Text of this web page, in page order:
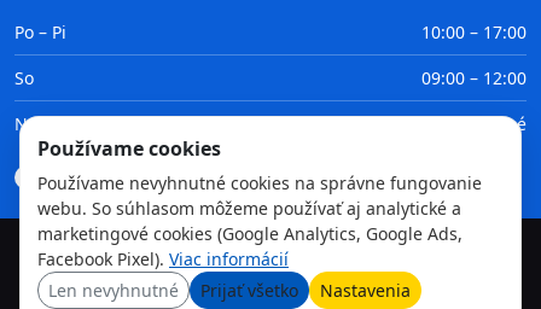
Po – Pi
10:00 – 17:00
So
09:00 – 12:00
Ne
Zatvorené
Doprava Platba Obchodné podmienky GDPR
©2026TvojaFarba.sk • Všetky práva vyhradené
GDPR
Obchodné podmienky Doprava Platba
Používame cookies
Používame nevyhnutné cookies na správne fungovanie
webu. So súhlasom môžeme používať aj analytické a
marketingové cookies (Google Analytics, Google Ads,
Facebook Pixel). Viac informácií
Len nevyhnutné
Prijať všetko Nastavenia